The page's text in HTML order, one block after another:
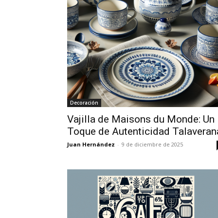
Decoración
Vajilla de Maisons du Monde: Un
Toque de Autenticidad
Juan Hernández - 9 de diciembre de 2025